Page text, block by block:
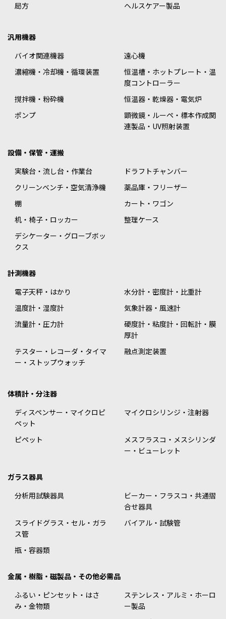
局方
ヘルスケアー製品
汎用機器
バイオ関連機器
遠心機
濃縮機・冷却機・循環装置
恒温槽・ホットプレート・温
度コントローラー
撹拌機・粉砕機
恒温器・乾燥器・電気炉
ポンプ
顕微鏡・ルーペ・標本作成関
連製品・UV照射装置
設備・保管・運搬
実験台・流し台・作業台
ドラフトチャンバー
クリーンベンチ・空気清浄機
薬品庫・フリーザー
棚
カート・ワゴン
机・椅子・ロッカー
整理ケース
デシケーター・グローブボッ
クス
計測機器
電子天秤・はかり
水分計・密度計・比重計
温度計・湿度計
気象計器・風速計
流量計・圧力計
硬度計・粘度計・回転計・膜
厚計
テスター・レコーダ・タイマ
ー・ストップウォッチ
融点測定装置
体積計・分注器
ディスペンサー・マイクロピ
ペット
マイクロシリンジ・注射器
ピペット
メスフラスコ・メスシリンダ
ー・ビューレット
ガラス器具
分析用試験器具
ビーカー・フラスコ・共通摺
合せ器具
スライドグラス・セル・ガラ
ス管
バイアル・試験管
瓶・容器類
金属・樹脂・磁製品・その他必需品
ふるい・ピンセット・はさ
み・金物類
ステンレス・アルミ・ホーロ
ー製品